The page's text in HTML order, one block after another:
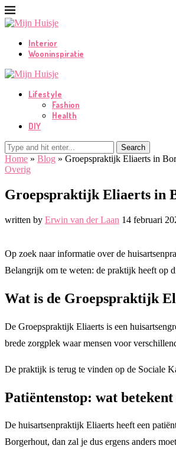
Interior
Wooninspiratie
Lifestyle
Fashion
Health
DIY
Search
Home » Blog » Groepspraktijk Eliaerts in
Overig
Groepspraktijk Eliaerts in
written by Erwin van der Laan 14 februari
Op zoek naar informatie over de
Belangrijk om te weten: de praktijk heeft op
Wat is de Groepspraktijk
De Groepspraktijk Eliaerts is een
brede zorgplek waar mensen voor
De praktijk is terug te vinden op de Sociale
Patiëntenstop: wat
De huisartsenpraktijk Eliaerts heeft een
Borgerhout, dan zal je dus ergens anders